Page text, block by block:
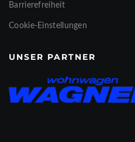
Barrierefreiheit
Cookie-Einstellungen
UNSER PARTNER